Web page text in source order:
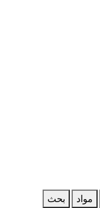
مواد بحث